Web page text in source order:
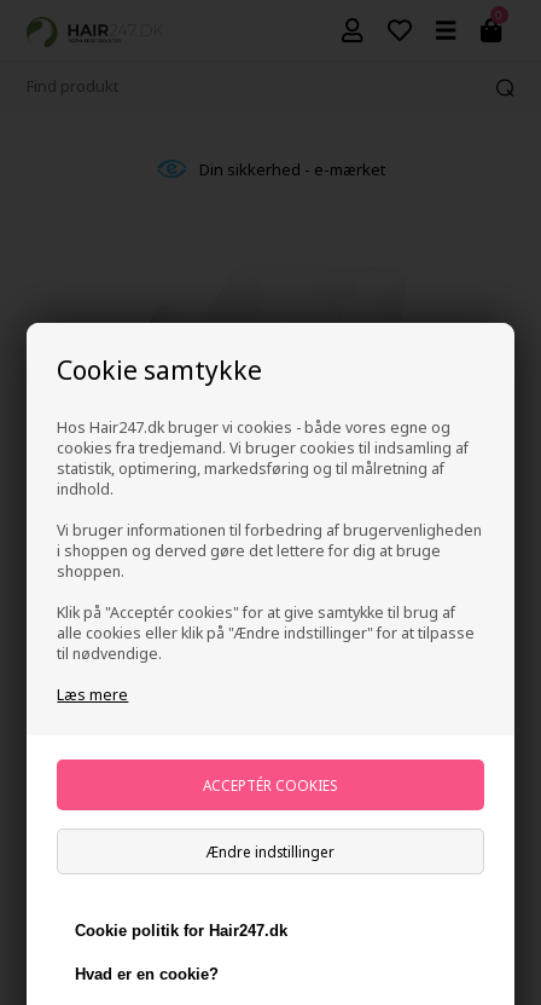
Cookie samtykke
Hos Hair247.dk bruger vi cookies - både vores egne og
cookies fra tredjemand. Vi bruger cookies til indsamling af
statistik, optimering, markedsføring og til målretning af
indhold.
Vi bruger informationen til forbedring af brugervenligheden
i shoppen og derved gøre det lettere for dig at bruge
shoppen.
Klik på "Acceptér cookies" for at give samtykke til brug af
alle cookies eller klik på "Ændre indstillinger" for at tilpasse
til nødvendige.
Læs mere
Ændre indstillinger
Cookie politik for Hair247.dk
Hvad er en cookie?
0
Din sikkerhed - e-mærket
Innersense Color Radiance Daily Conditioner
946ml Refill
660,00DKK